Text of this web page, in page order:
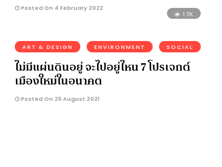
Posted On 4 February 2022
1.7K
ART & DESIGN ENVIRONMENT SOCIAL
ไม่มีแผ่นดินอยู่ จะไปอยู่ไหน 7 โปรเจกต์
เมืองใหม่ในอนาคต
Posted On 25 August 2021